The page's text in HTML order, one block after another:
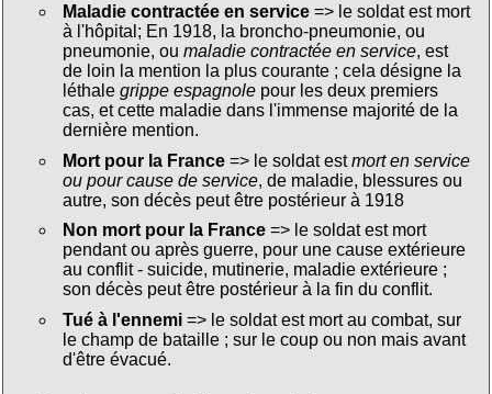
Maladie contractée en service=> le soldat est mort
à l'hôpital; En 1918, la broncho-pneumonie, ou
pneumonie, ou maladie contractée en service, est
de loin la mention la plus courante ; cela désigne la
léthale grippe espagnolepour les deux premiers
cas, et cette maladie dans l'immense majorité de la
dernière mention.
Mort pour la France=> le soldat estmort en service
ou pour cause de service, de maladie, blessures ou
autre, son décès peut être postérieur à 1918
Non mort pour la France=> le soldat est mort
pendant ou après guerre, pour une cause extérieure
au conflit - suicide, mutinerie, maladie extérieure ;
son décès peut être postérieur à la fin du conflit.
Tué à l'ennemi=> le soldat est mort au combat, sur
le champ de bataille ; sur le coup ou non mais avant
d'être évacué.